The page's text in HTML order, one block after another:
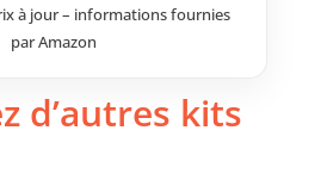
supérieures, vous
de pouvoir relever les
: 1 Perceuse-Visseuse
compact DCD796, 1
chocs DCF887, 1
à jour – informations fournies
par Amazon
d’autres kits